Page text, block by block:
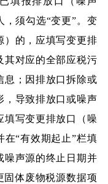
，须勾选“变更”。变
）的，应填写变更排
其对应的全部应税污
息；因排放口拆除或
，导致排放口或噪声
填写变更排放口（噪
在“有效期起止”栏填
噪声源的终止日期并
固体废物税源数据项